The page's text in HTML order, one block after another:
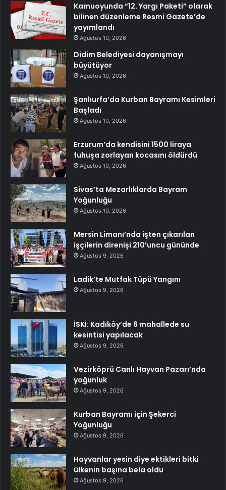
Kamuoyunda “12. Yargı Paketi” olarak
bilinen düzenleme Resmi Gazete’de
yayımlandı
Ağustos 10, 2026
Didim Belediyesi dayanışmayı
büyütüyor
Ağustos 10, 2026
Şanlıurfa’da Kurban Bayramı Kesimleri
Başladı
Ağustos 10, 2026
Erzurum’da kendisini 1500 liraya
fuhuşa zorlayan kocasını öldürdü
Ağustos 10, 2026
Sivas’ta Mezarlıklarda Bayram
Yoğunluğu
Ağustos 10, 2026
Mersin Limanı’nda işten çıkarılan
işçilerin direnişi 210’uncu gününde
Ağustos 9, 2026
Ladik’te Mutfak Tüpü Yangını
Ağustos 9, 2026
İSKİ: Kadıköy’de 6 mahallede su
kesintisi yapılacak
Ağustos 9, 2026
Vezirköprü Canlı Hayvan Pazarı’nda
yoğunluk
Ağustos 9, 2026
Kurban Bayramı için Şekerci
Yoğunluğu
Ağustos 9, 2026
Hayvanlar yesin diye ektikleri bitki
ülkenin başına bela oldu
Ağustos 9, 2026